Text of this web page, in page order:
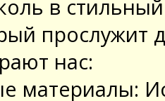
в
прослужит
нас:
материалы: